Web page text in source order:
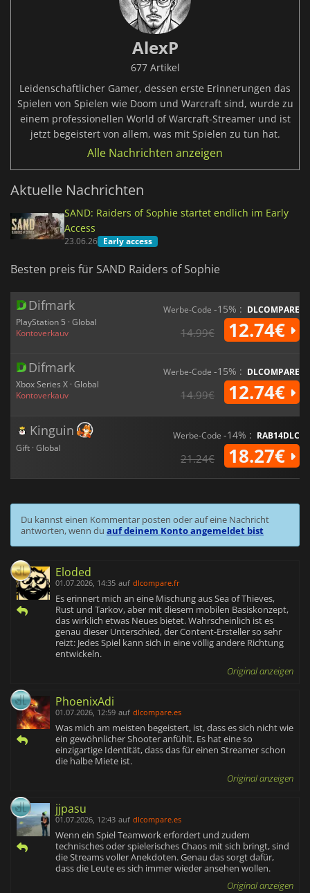
AlexP
677 Artikel
Leidenschaftlicher Gamer, dessen erste Erinnerungen das
Spielen von Spielen wie Doom und Warcraft sind, wurde zu
einem professionellen World of Warcraft-Streamer und ist
jetzt begeistert von allem, was mit Spielen zu tun hat.
Alle Nachrichten anzeigen
Aktuelle Nachrichten
SAND: Raiders of Sophie startet endlich im Early
Access
23.06.26 Early access
Besten preis für SAND Raiders of Sophie
Difmark
PlayStation 5 · Global
Kontoverkauv
Werbe-Code -15% : DLCOMPARE
14.99€ 12.74€
Difmark
Xbox Series X · Global
Kontoverkauv
Werbe-Code -15% : DLCOMPARE
14.99€ 12.74€
Kinguin
Gift · Global
Werbe-Code -14% : RAB14DLC
21.24€ 18.27€
Du kannst einen Kommentar posten oder auf eine Nachricht
antworten, wenn du auf deinem Konto angemeldet bist
Eloded
01.07.2026, 14:35 auf dlcompare.fr
Es erinnert mich an eine Mischung aus Sea of Thieves,
Rust und Tarkov, aber mit diesem mobilen Basiskonzept,
das wirklich etwas Neues bietet. Wahrscheinlich ist es
genau dieser Unterschied, der Content-Ersteller so sehr
reizt: Jedes Spiel kann sich in eine völlig andere Richtung
entwickeln.
Original anzeigen
PhoenixAdi
01.07.2026, 12:59 auf dlcompare.es
Was mich am meisten begeistert, ist, dass es sich nicht wie
ein gewöhnlicher Shooter anfühlt. Es hat eine so
einzigartige Identität, dass das für einen Streamer schon
die halbe Miete ist.
Original anzeigen
jjpasu
01.07.2026, 12:43 auf dlcompare.es
Wenn ein Spiel Teamwork erfordert und zudem
technisches oder spielerisches Chaos mit sich bringt, sind
die Streams voller Anekdoten. Genau das sorgt dafür,
dass die Leute es sich immer wieder ansehen wollen.
Original anzeigen